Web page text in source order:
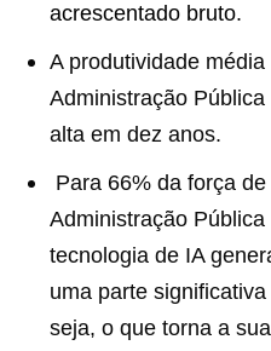
acrescentado bruto.
A produtividade
Administração
alta em dez anos.
Para 66% da força
Administração
tecnologia de IA
uma parte
seja, o que torna a